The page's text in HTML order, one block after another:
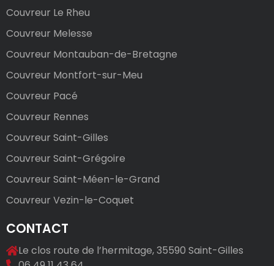
Couvreur Le Rheu
Couvreur Melesse
Couvreur Montauban-de-Bretagne
Couvreur Montfort-sur-Meu
Couvreur Pacé
Couvreur Rennes
Couvreur Saint-Gilles
Couvreur Saint-Grégoire
Couvreur Saint-Méen-le-Grand
Couvreur Vezin-le-Coquet
CONTACT
Le clos route de l’hermitage, 35590 Saint-Gilles